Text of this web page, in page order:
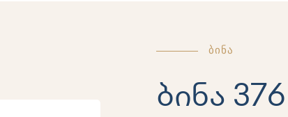
ბინა
ბინა 376